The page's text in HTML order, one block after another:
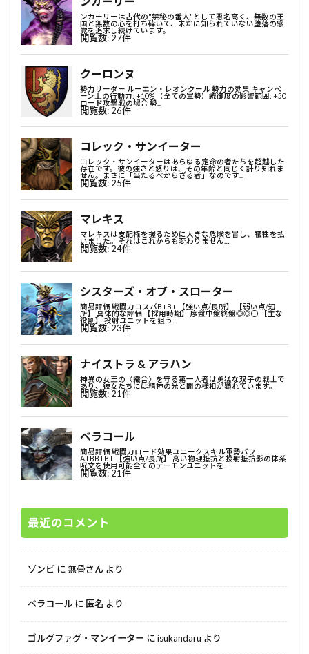
最近のコメント
ゾンビ に 無骨さん より
ベラコール に 匿名 より
ゴルグファグ・マンイーター にisukandaru より